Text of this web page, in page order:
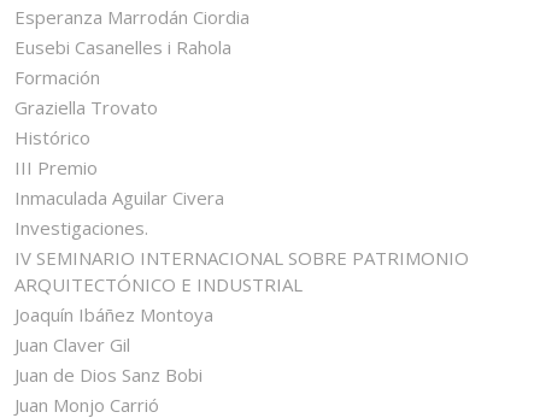
Esperanza Marrodán Ciordia
Eusebi Casanelles i Rahola
Formación
Graziella Trovato
Histórico
III Premio
Inmaculada Aguilar Civera
Investigaciones.
IV SEMINARIO INTERNACIONAL SOBRE PATRIMONIO
ARQUITECTÓNICO E INDUSTRIAL
Joaquín Ibáñez Montoya
Juan Claver Gil
Juan de Dios Sanz Bobi
Juan Monjo Carrió